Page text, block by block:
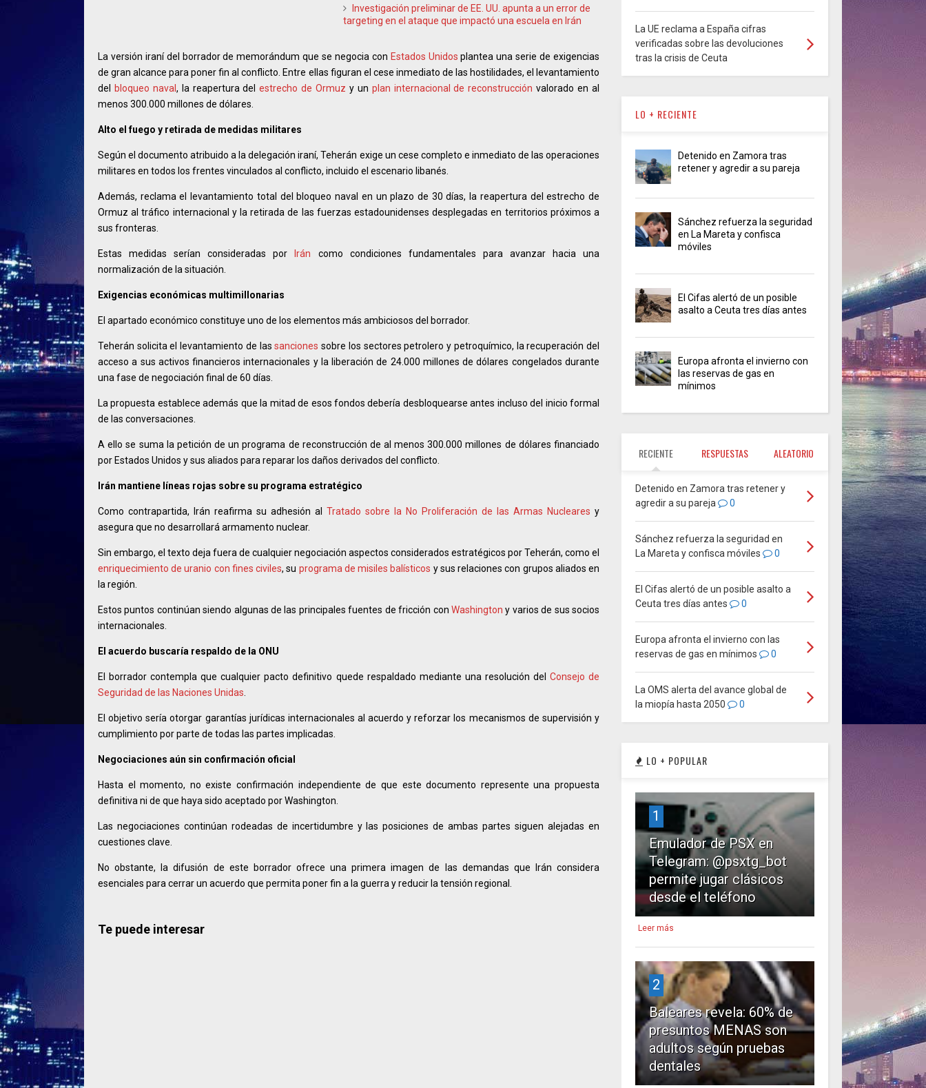
Investigación preliminar de EE. UU. apunta a un error de
targeting en el ataque que impactó una escuela en Irán
La versión iraní del borrador de memorándum que se negocia con Estados Unidos plantea una serie de exigencias
de gran alcance para poner fin al conflicto. Entre ellas figuran el cese inmediato de las hostilidades, el levantamiento
del
bloqueo naval , la reapertura delestrecho de Ormuz y un plan internacional de reconstrucción valorado en al
menos 300.000 millones de dólares.
Alto el fuego y retirada de medidas militares
Según el documento atribuido a la delegación iraní, Teherán exige un cese completo e inmediato de las operaciones
militares en todos los frentes vinculados al conflicto, incluido el escenario libanés.
Además, reclama el levantamiento total del bloqueo naval en un plazo de 30 días, la reapertura del estrecho de
Ormuz al tráfico internacional y la retirada de las fuerzas estadounidenses desplegadas en territorios próximos a
sus fronteras.
Estas medidas serían consideradas por Irán como condiciones fundamentales para avanzar hacia una
normalización de la situación.
Exigencias económicas multimillonarias
El apartado económico constituye uno de los elementos más ambiciosos del borrador.
Teherán solicita el levantamiento de lassanciones sobre los sectores petrolero y petroquímico, la recuperación del
acceso a sus activos financieros internacionales y la liberación de 24.000 millones de dólares congelados durante
una fase de negociación final de 60 días.
La propuesta establece además que la mitad de esos fondos debería desbloquearse antes incluso del inicio formal
de las conversaciones.
A ello se suma la petición de un programa de reconstrucción de al menos 300.000 millones de dólares financiado
por Estados Unidos y sus aliados para reparar los daños derivados del conflicto.
Irán mantiene líneas rojas sobre su programa estratégico
Como contrapartida, Irán reafirma su adhesión al Tratado sobre la No Proliferación de las Armas Nucleares y
asegura que no desarrollará armamento nuclear.
Sin embargo, el texto deja fuera de cualquier negociación aspectos considerados estratégicos por Teherán, como el
enriquecimiento de uranio con fines civiles, su programa de misiles balísticos y sus relaciones con grupos aliados en
la región.
Estos puntos continúan siendo algunas de las principales fuentes de fricción con Washington y varios de sus socios
internacionales.
El acuerdo buscaría respaldo de la ONU
El borrador contempla que cualquier pacto definitivo quede respaldado mediante una resolución del Consejo de
Seguridad de las Naciones Unidas
El objetivo sería otorgar garantías jurídicas internacionales al acuerdo y reforzar los mecanismos de supervisión y
cumplimiento por parte de todas las partes implicadas.
Negociaciones aún sin confirmación oficial
Hasta el momento, no existe confirmación independiente de que este documento represente una propuesta
definitiva ni de que haya sido aceptado por Washington.
Las negociaciones continúan rodeadas de incertidumbre y las posiciones de ambas partes siguen alejadas en
cuestiones clave.
No obstante, la difusión de este borrador ofrece una primera imagen de las demandas que Irán considera
esenciales para cerrar un acuerdo que permita poner fin a la guerra y reducir la tensión regional.
Te puede interesar
La UE reclama a España cifras
verificadas sobre las devoluciones
tras la crisis de Ceuta
LO + RECIENTE
Detenido en Zamora tras
retener y agredir a su pareja
Sánchez refuerza la seguridad
en La Mareta y confisca
móviles
El Cifas alertó de un posible
asalto a Ceuta tres días antes
Europa afronta el invierno con
las reservas de gas en
mínimos
RECIENTE RESPUESTAS ALEATORIO
Detenido en Zamora tras retener y
agredir a su pareja
0
Sánchez refuerza la seguridad en
La Mareta y confisca móviles
0
El Cifas alertó de un posible asalto a
Ceuta tres días antes
0
Europa afronta el invierno con las
reservas de gas en mínimos
0
La OMS alerta del avance global de
la miopía hasta 2050
0
LO + POPULAR
1
Emulador de PSX en
Telegram: @psxtg_bot
permite jugar clásicos
desde el teléfono
Leer más
2
Baleares revela: 60% de
presuntos MENAS son
adultos según pruebas
dentales